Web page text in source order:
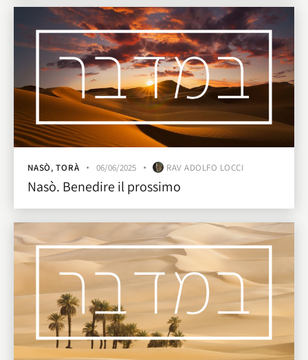
NASÒ,TORÀ 06/06/2025 RAV ADOLFO LOCCI
Nasò. Benedire il prossimo